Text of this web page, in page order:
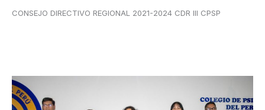
CONSEJO DIRECTIVO REGIONAL 2021-2024 CDR III CPSP